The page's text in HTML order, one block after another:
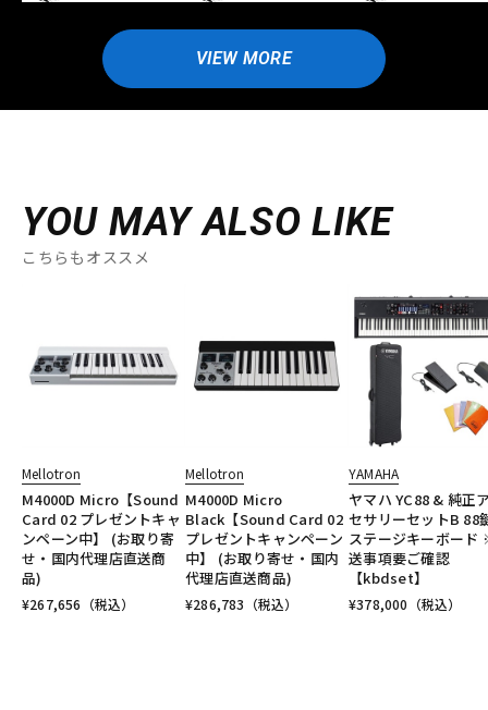
VIEW MORE
YOU MAY ALSO LIKE
こちらもオススメ
Mellotron
M4000D Micro【Sound
Card 02 プレゼントキャ
ンペーン中】 (お取り寄
せ・国内代理店直送商
品)
¥267,656 （税込）
Mellotron
M4000D Micro
Black【Sound Card 02
プレゼントキャンペーン
中】 (お取り寄せ・国内
代理店直送商品)
¥286,783 （税込）
YAMAHA
ヤマハ YC88 & 純正
セサリーセットB 88
ステージキーボード
送事項要ご確認
【kbdset】
¥378,000 （税込）